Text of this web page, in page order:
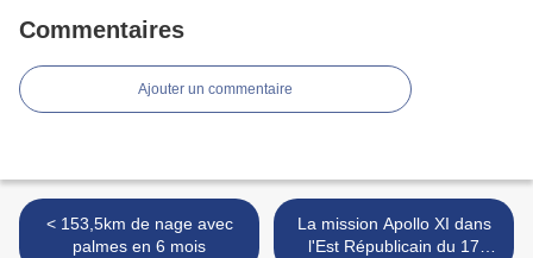
Commentaires
Ajouter un commentaire
< 153,5km de nage avec
palmes en 6 mois
La mission Apollo XI dans
l'Est Républicain du 17